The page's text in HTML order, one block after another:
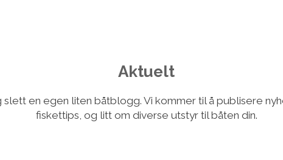
Aktuelt
en egen liten båtblogg. Vi kommer til å publisere
fiskettips, og litt om diverse utstyr til båten din.